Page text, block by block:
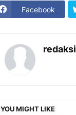
Facebook
redaksi
YOU MIGHT LIKE